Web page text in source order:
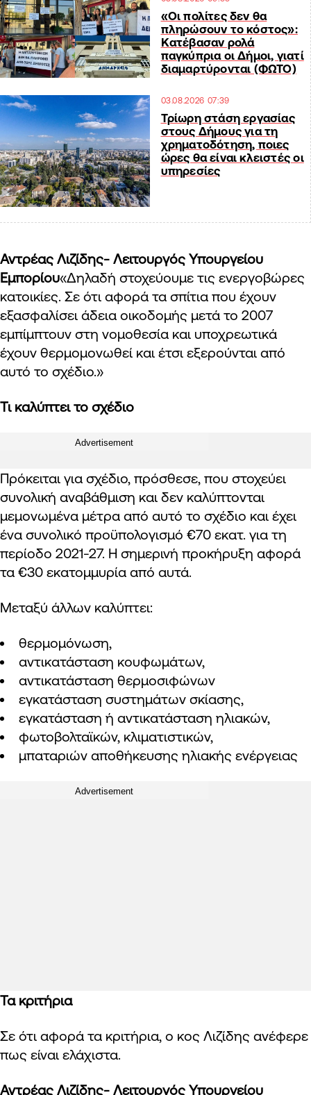
«Οι πολίτες δεν θα
πληρώσουν το κόστος»:
Κατέβασαν ρολά
παγκύπρια οι Δήμοι, γιατί
διαμαρτύρονται (ΦΩΤΟ)
03.08.2026 07:39
Τρίωρη στάση εργασίας
στους Δήμους για τη
χρηματοδότηση, ποιες
ώρες θα είναι κλειστές οι
υπηρεσίες
Αντρέας Λιζίδης- Λειτουργός Υπουργείου
Εμπορίου«Δηλαδή στοχεύουμε τις ενεργοβώρες
κατοικίες. Σε ότι αφορά τα σπίτια που έχουν
εξασφαλίσει άδεια οικοδομής μετά το 2007
εμπίμπτουν στη νομοθεσία και υποχρεωτικά
έχουν θερμομονωθεί και έτσι εξερούνται από
αυτό το σχέδιο.»
Τι καλύπτει το σχέδιο
Advertisement
Πρόκειται για σχέδιο, πρόσθεσε, που στοχεύει
συνολική αναβάθμιση και δεν καλύπτονται
μεμονωμένα μέτρα από αυτό το σχέδιο και έχει
ένα συνολικό προϋπολογισμό €70 εκατ. για τη
περίοδο 2021-27. Η σημερινή προκήρυξη αφορά
τα €30 εκατομμυρία από αυτά.
Μεταξύ άλλων καλύπτει:
θερμομόνωση,
αντικατάσταση κουφωμάτων,
αντικατάσταση θερμοσιφώνων
εγκατάσταση συστημάτων σκίασης,
εγκατάσταση ή αντικατάσταση ηλιακών,
φωτοβολταϊκών, κλιματιστικών,
μπαταριών αποθήκευσης ηλιακής ενέργειας
Advertisement
Τα κριτήρια
Σε ότι αφορά τα κριτήρια, ο κος Λιζίδης ανέφερε
πως είναι ελάχιστα.
Αντρέας Λιζίδης- Λειτουργός Υπουργείου